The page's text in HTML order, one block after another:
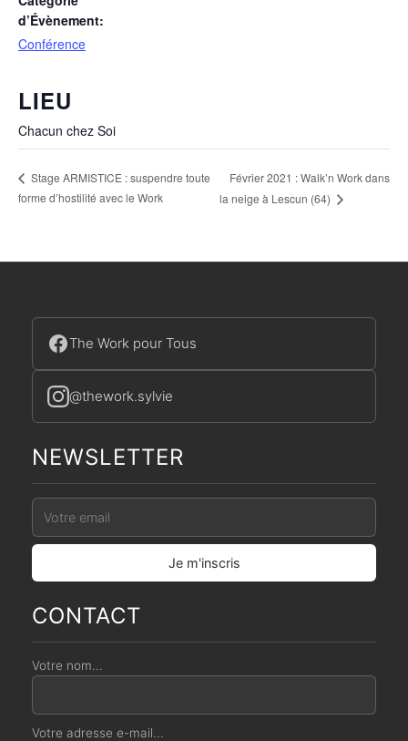
d’Évènement:
Conférence
LIEU
Chacun chez Soi
Stage ARMISTICE : suspendre toute
forme d’hostilité avec le Work
Février 2021 : Walk’n Work dans
la neige à Lescun (64)
The Work pour Tous
@thework.sylvie
NEWSLETTER
CONTACT
Votre nom...
Votre adresse e-mail...